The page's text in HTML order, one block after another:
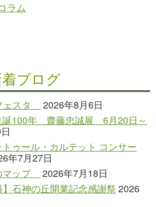
ラム
ブログ
ェスタ
2026年8月6日
誕100年 齋藤忠誠展 6月20日～
トゥール・カルテット コンサー
年7月27日
ップ
2026年7月18日
石神の丘開業記念感謝祭 2026